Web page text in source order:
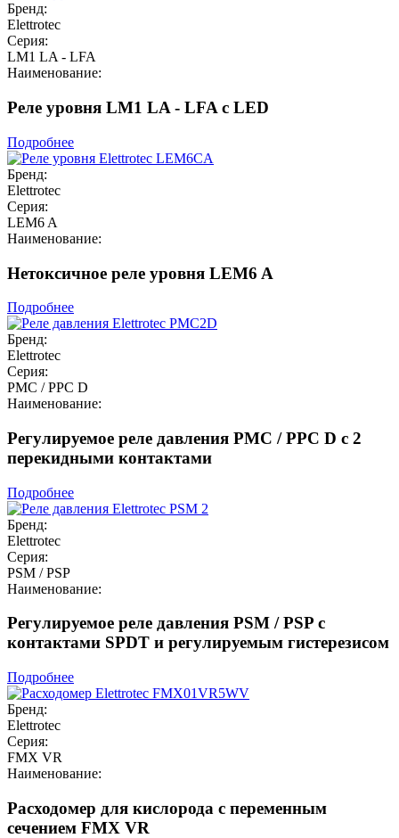
Бренд:
Elettrotec
Серия:
LM1 LA - LFA
Наименование:
Реле уровня LM1 LA - LFA с LED
Подробнее
Бренд:
Elettrotec
Серия:
LEM6 A
Наименование:
Нетоксичное реле уровня LEM6 A
Подробнее
Бренд:
Elettrotec
Серия:
PMC / PPC D
Наименование:
Регулируемое реле давления PMC / PPC D с 2
перекидными контактами
Подробнее
Бренд:
Elettrotec
Серия:
PSM / PSP
Наименование:
Регулируемое реле давления PSM / PSP с
контактами SPDT и регулируемым гистерезисом
Подробнее
Бренд:
Elettrotec
Серия:
FMX VR
Наименование:
Расходомер для кислорода с переменным
сечением FMX VR